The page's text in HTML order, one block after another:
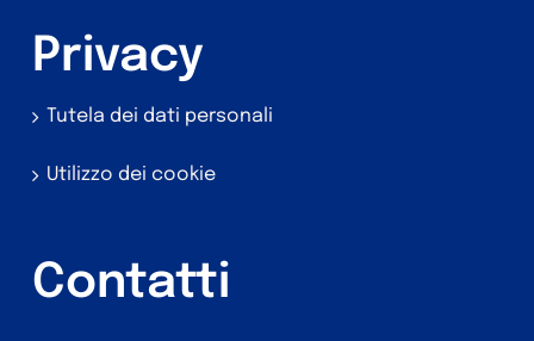
Privacy
Tutela dei dati personali
Utilizzo dei cookie
Contatti